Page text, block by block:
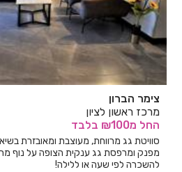
צימר הברון
מרכז ראשון לציון
החל מ₪100 בלבד
סוויטת גג מרווחת, מעוצבת ומאובזרת
מפנק ומרפסת גג ענקית הצופה על נוף
להשכרה לפי שעה או ללילה!